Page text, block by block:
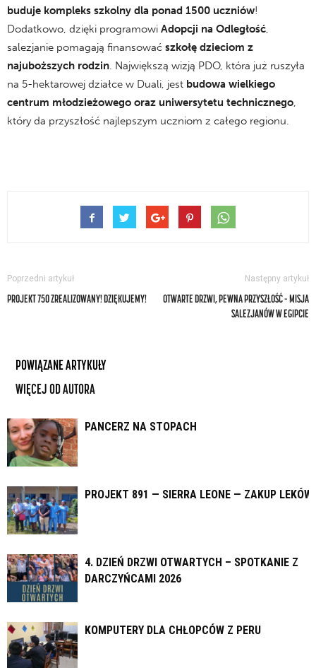
buduje kompleks szkolny dla ponad 1500 uczniów!
Dodatkowo, dzięki programowi Adopcji na Odległość,
salezjanie pomagają finansować szkołę dzieciom z
najuboższych rodzin. Największą wizją PDO, która już ruszyła
na 5-hektarowej działce w Duali, jest budowa wielkiego
centrum młodzieżowego oraz uniwersytetu technicznego,
który da przyszłość najlepszym uczniom z całego regionu.
Poprzedni artykuł
PROJEKT 750 ZREALIZOWANY! DZIĘKUJEMY!
Następny artykuł
OTWARTE DRZWI, PEWNA PRZYSZŁOŚĆ – MISJA
SALEZJANÓW W EGIPCIE
POWIĄZANE ARTYKUŁY
WIĘCEJ OD AUTORA
PANCERZ NA STOPACH
PROJEKT 891 — SIERRA LEONE — ZAKUP LEKÓW
4. DZIEŃ DRZWI OTWARTYCH – SPOTKANIE Z
DARCZYŃCAMI 2026
KOMPUTERY DLA CHŁOPCÓW Z PERU